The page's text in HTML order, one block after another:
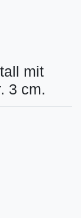
mit
3 cm.